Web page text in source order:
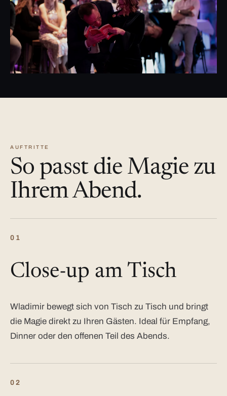
AUFTRITTE
So passt die Magie zu
Ihrem Abend.
01
Close-up am Tisch
Wladimir bewegt sich von Tisch zu Tisch und bringt
die Magie direkt zu Ihren Gästen. Ideal für Empfang,
Dinner oder den offenen Teil des Abends.
02